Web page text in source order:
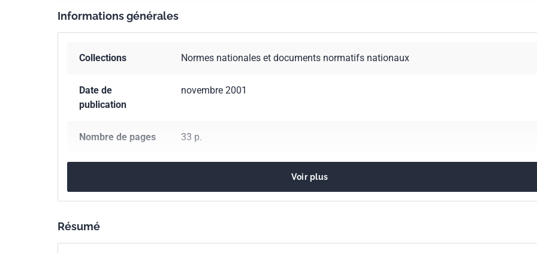
Informations générales
Collections Normes nationales et documents normatifs nationaux
Date de
publication
novembre 2001
Nombre de pages 33 p.
Codes ICS 07.100.01Microbiologie en général
Voir plus
Résumé